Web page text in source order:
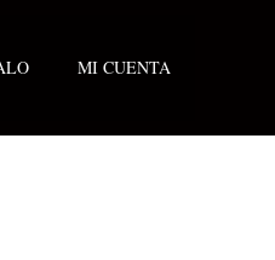
MI CUENTA